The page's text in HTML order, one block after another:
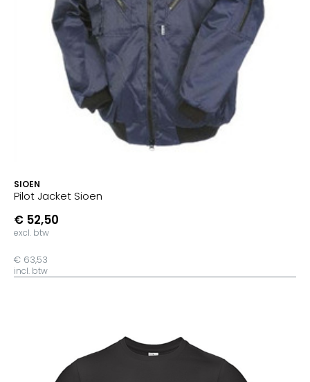
SIOEN
Pilot Jacket Sioen
€ 52,50
excl. btw
€ 63,53
incl. btw